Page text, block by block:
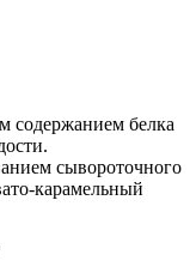
содержанием белка
сывороточного
карамельный